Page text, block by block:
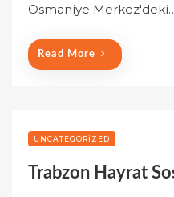
Osmaniye
Read More
UNCATEGORIZED
Trabzon Hayrat